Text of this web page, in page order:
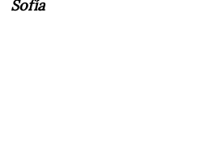
Sofía